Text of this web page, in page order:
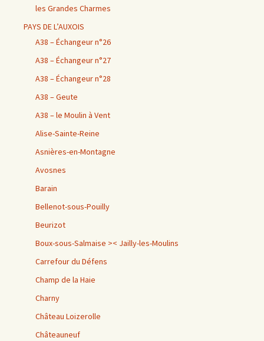
les Grandes Charmes
PAYS DE L’AUXOIS
A38 – Échangeur n°26
A38 – Échangeur n°27
A38 – Échangeur n°28
A38 – Geute
A38 – le Moulin à Vent
Alise-Sainte-Reine
Asnières-en-Montagne
Avosnes
Barain
Bellenot-sous-Pouilly
Beurizot
Boux-sous-Salmaise >< Jailly-les-Moulins
Carrefour du Défens
Champ de la Haie
Charny
Château Loizerolle
Châteauneuf